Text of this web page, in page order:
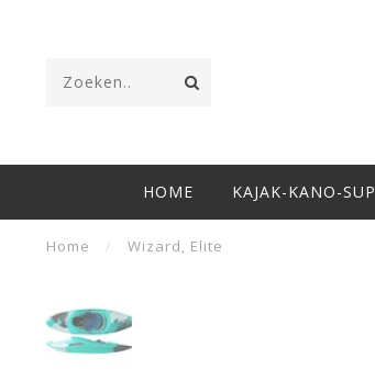
HOME KAJAK-KANO-SUP
Home / Wizard, Elite